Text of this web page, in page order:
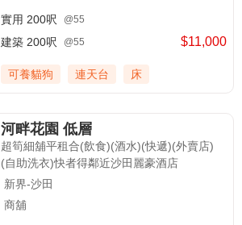
$11,000
實用 200呎 @55
建築 200呎 @55
可養貓狗 連天台 床
河畔花園 低層
超筍細舖平租合(飲食)(酒水)(快遞)(外賣店)
(自助洗衣)快者得鄰近沙田麗豪酒店
新界-沙田
商舖